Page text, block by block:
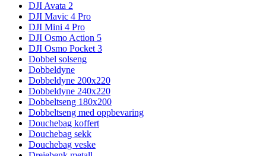
DJI Avata 2
DJI Mavic 4 Pro
DJI Mini 4 Pro
DJI Osmo Action 5
DJI Osmo Pocket 3
Dobbel solseng
Dobbeldyne
Dobbeldyne 200x220
Dobbeldyne 240x220
Dobbeltseng 180x200
Dobbeltseng med oppbevaring
Douchebag koffert
Douchebag sekk
Douchebag veske